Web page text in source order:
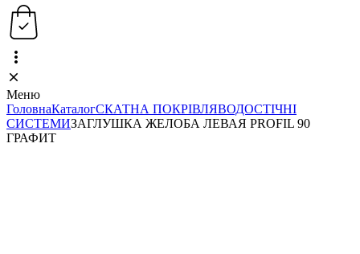
Меню
ГоловнаКаталогСКАТНА ПОКРІВЛЯВОДОСТІЧНІ
СИСТЕМИЗАГЛУШКА ЖЕЛОБА ЛЕВАЯ PROFIL 90
ГРАФИТ